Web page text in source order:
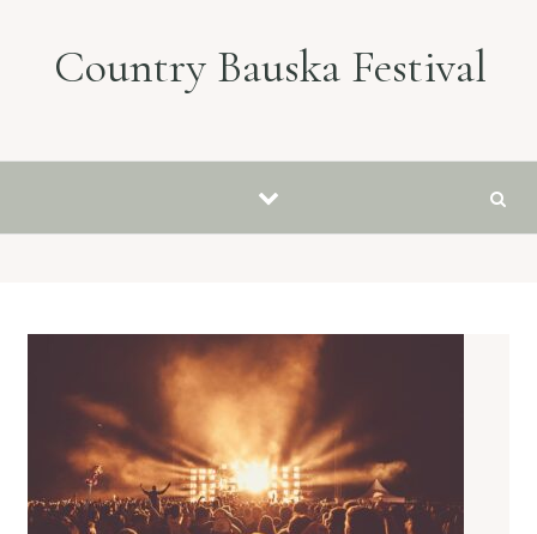
Country Bauska Festival